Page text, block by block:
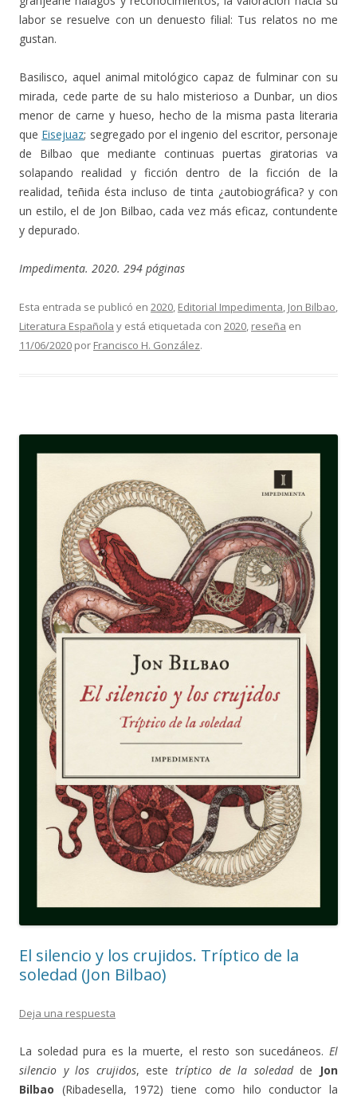
labor se resuelve con un denuesto filial: Tus relatos no me
gustan.
Basilisco, aquel animal mitológico capaz de fulminar con su
mirada, cede parte de su halo misterioso a Dunbar, un dios
menor de carne y hueso, hecho de la misma pasta literaria
que Eisejuaz; segregado por el ingenio del escritor, personaje
de Bilbao que mediante continuas puertas giratorias va
solapando realidad y ficción dentro de la ficción de la
realidad, teñida ésta incluso de tinta ¿autobiográfica? y con
un estilo, el de Jon Bilbao, cada vez más eficaz, contundente
y depurado.
Impedimenta. 2020. 294 páginas
Esta entrada se publicó en 2020, Editorial Impedimenta, Jon Bilbao,
Literatura Española y está etiquetada con 2020, reseña en
11/06/2020 por Francisco H. González.
El silencio y los crujidos. Tríptico de la
soledad (Jon Bilbao)
Deja una respuesta
La soledad pura es la muerte, el resto son sucedáneos. El
silencio y los crujidos, estetríptico de la soledadde
Jon
Bilbao (Ribadesella, 1972) tiene como hilo conductor la